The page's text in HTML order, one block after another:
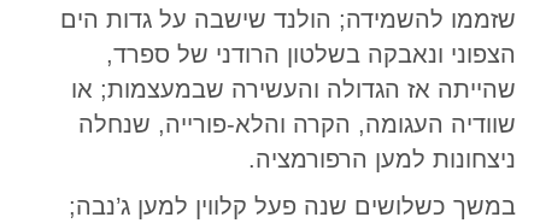
שזממו להשמידה; הולנד שישבה על גדות הים
הצפוני ונאבקה בשלטון הרודני של ספרד,
שהייתה אז הגדולה והעשירה שבמעצמות; או
שוודיה העגומה, הקרה והלא-פורייה, שנחלה
ניצחונות למען הרפורמציה.
במשך כשלושים שנה פעל קלווין למען ג’נבה;